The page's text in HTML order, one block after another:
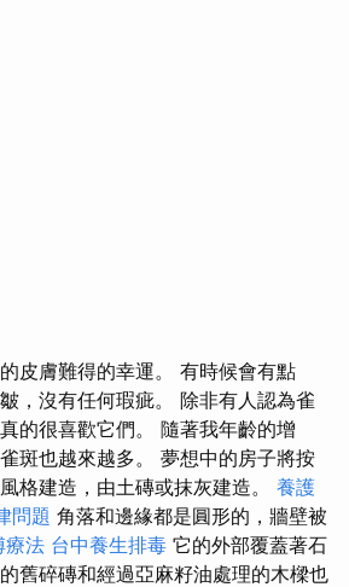
皮膚難得的幸運。 有時候會有點
，沒有任何瑕疵。 除非有人認為雀
的很喜歡它們。 隨著我年齡的增
斑也越來越多。 夢想中的房子將按
格建造，由土磚或抹灰建造。 養護
問題 角落和邊緣都是圓形的，牆壁被
療法 台中養生排毒 它的外部覆蓋著石
舊碎磚和經過亞麻籽油處理的木樑也